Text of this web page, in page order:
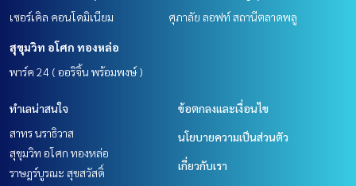
เซอร์เคิล คอนโดมิเนียม
ศุภาลัย ลอฟท์ สถานีตลาดพลู
สุขุมวิท อโศก ทองหล่อ
พาร์ค 24 ( ออริจิ้น พร้อมพงษ์ )
ทำเลน่าสนใจ
สาทร นราธิวาส
สุขุมวิท อโศก ทองหล่อ
ราษฎร์บูรณะ สุขสวัสดิ์
ข้อตกลงและเงื่อนไข
นโยบายความเป็นส่วนตัว
เกี่ยวกับเรา